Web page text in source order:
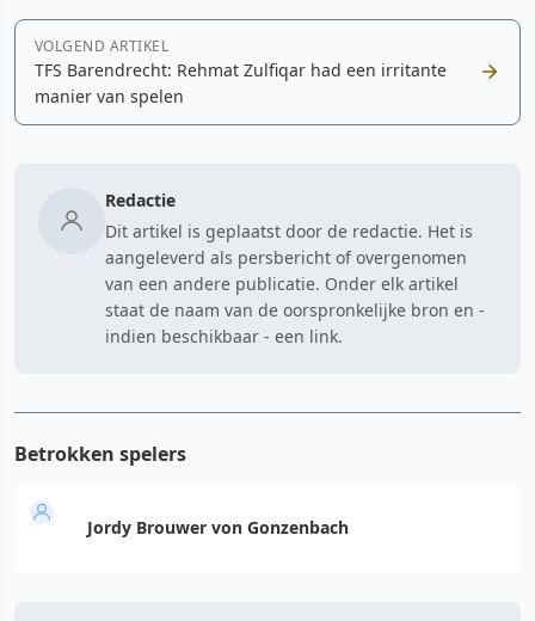
VOLGEND ARTIKEL
TFS Barendrecht: Rehmat Zulfiqar had een irritante
manier van spelen
Redactie
Dit artikel is geplaatst door de redactie. Het is
aangeleverd als persbericht of overgenomen
van een andere publicatie. Onder elk artikel
staat de naam van de oorspronkelijke bron en -
indien beschikbaar - een link.
Betrokken spelers
Jordy Brouwer von Gonzenbach